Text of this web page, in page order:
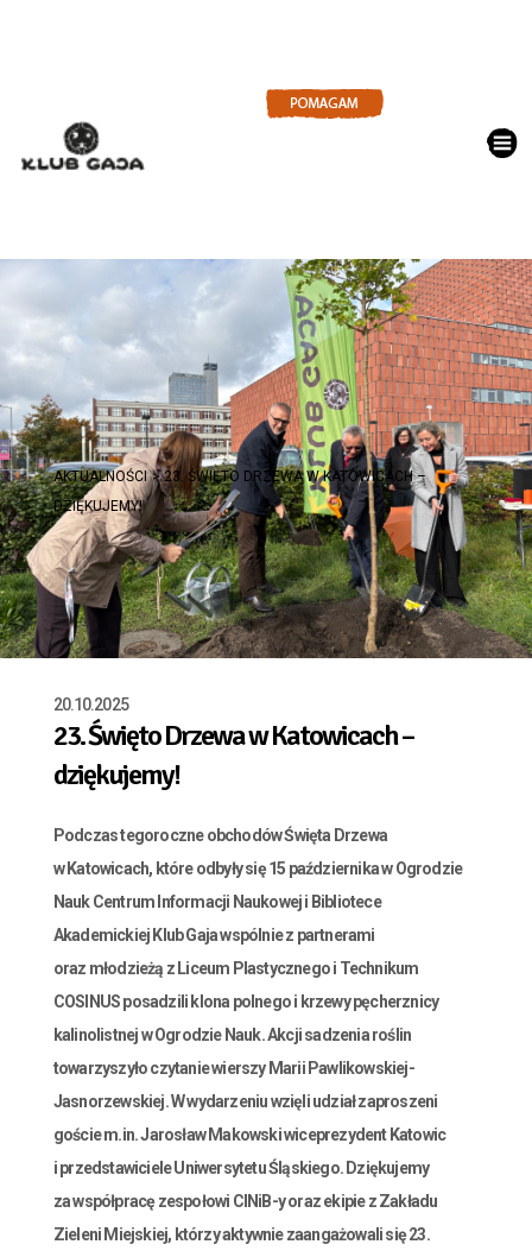
23. Święto Drzewa w Katowicach –
dziękujemy!
20.10.2025
Podczas tegoroczne obchodów Święta Drzewa
w Katowicach, które odbyły się 15 października w Ogrodzie
Nauk Centrum Informacji Naukowej i Bibliotece
Akademickiej Klub Gaja wspólnie z partnerami
oraz młodzieżą z Liceum Plastycznego i Technikum
COSINUS posadzili klona polnego i krzewy pęcherznicy
kalinolistnej w Ogrodzie Nauk. Akcji sadzenia roślin
towarzyszyło czytanie wierszy Marii Pawlikowskiej-
Jasnorzewskiej.W wydarzeniu wzięli udział zaproszeni
goście m.in. Jarosław Makowski wiceprezydent Katowic
i przedstawiciele Uniwersytetu Śląskiego. Dziękujemy
za współpracę zespołowi CINiB-y oraz ekipie z Zakładu
Zieleni Miejskiej, którzy aktywnie zaangażowali się 23.
AKTUALNOŚCI
23. ŚWIĘTO DRZEWA W KATOWICACH –
DZIĘKUJEMY!